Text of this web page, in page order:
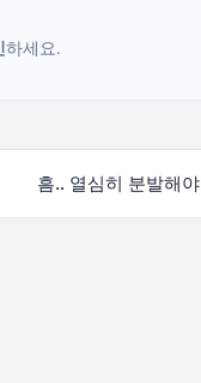
하세요.
흠.. 열심히 분발해